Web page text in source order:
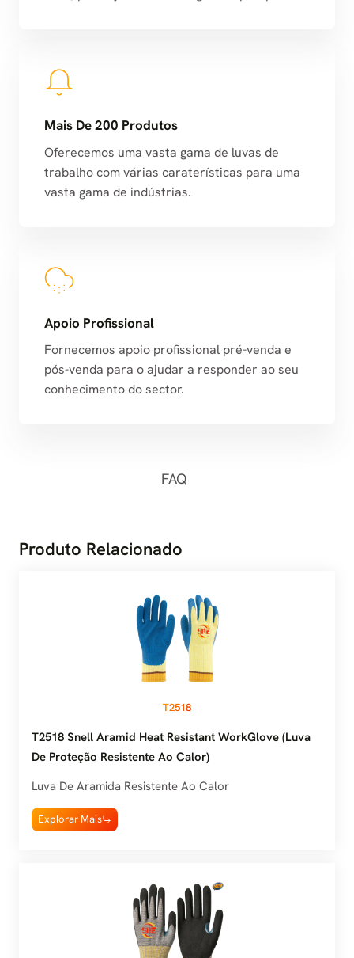
Mais De 200 Produtos
Oferecemos uma vasta gama de luvas de
trabalho com várias caraterísticas para uma
vasta gama de indústrias.
Apoio Profissional
Fornecemos apoio profissional pré-venda e
pós-venda para o ajudar a responder ao seu
conhecimento do sector.
FAQ
Produto Relacionado
T2518
T2518 Snell Aramid Heat Resistant WorkGlove (luva
De Proteção Resistente Ao Calor)
Luva De Aramida Resistente Ao Calor
Explorar Mais